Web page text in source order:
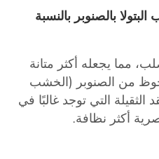
بالنسبة
أكثر متانة
(الخشب
التي توجد غالبًا في
نظافة.